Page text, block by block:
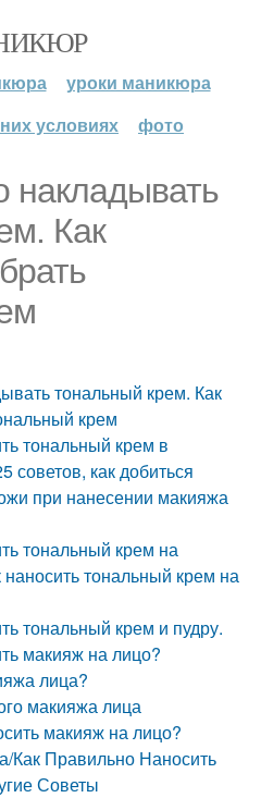
уроки маникюра
условиях
фото
накладывать
Как
тональный крем. Как
крем
тональный крем в
советов, как добиться
при нанесении макияжа
тональный крем на
тональный крем на
тональный крем и пудру.
макияж на лицо?
лица?
макияжа лица
макияж на лицо?
Как Правильно Наносить
Советы